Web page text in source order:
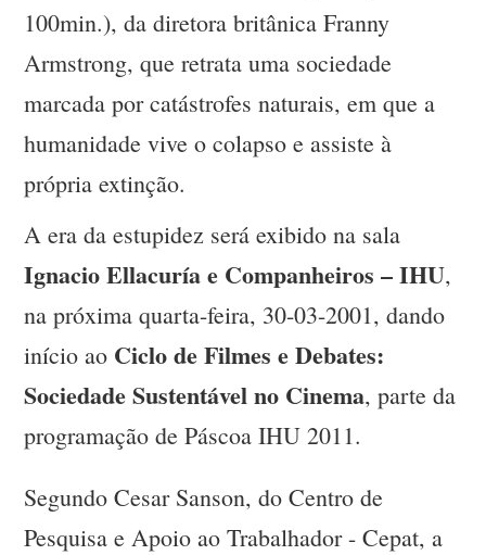
100min.), da diretora britânica Franny
Armstrong, que retrata uma sociedade
marcada por catástrofes naturais, em que a
humanidade vive o colapso e assiste à
própria extinção.
A era da estupidez será exibido na sala
Ignacio Ellacuría e Companheiros – IHU,
na próxima quarta-feira, 30-03-2001, dando
início ao Ciclo de Filmes e Debates:
Sociedade Sustentável no Cinema, parte da
programação de Páscoa IHU 2011.
Segundo Cesar Sanson, do Centro de
Pesquisa e Apoio ao Trabalhador - Cepat, a